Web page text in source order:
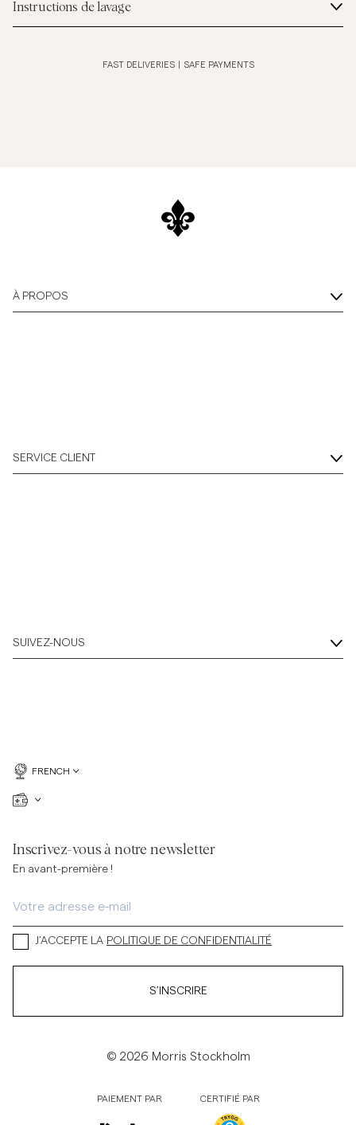
Instructions de lavage
FAST DELIVERIES SAFE PAYMENTS
À PROPOS
SERVICE CLIENT
SUIVEZ-NOUS
FRENCH
Inscrivez-vous à notre newsletter
En avant-première !
J’ACCEPTE LA POLITIQUE DE CONFIDENTIALITÉ
S’INSCRIRE
© 2026 Morris Stockholm
PAIEMENT PAR CERTIFIÉ PAR